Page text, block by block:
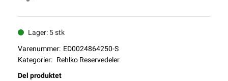
Lager: 5 stk
Varenummer: ED0024864250-S
Kategorier: Rehlko Reservedeler
Del produktet